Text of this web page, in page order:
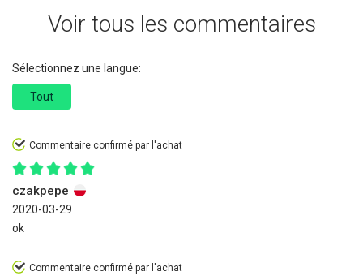
Voir tous les commentaires
Sélectionnez une langue:
Tout
Commentaire confirmé par l'achat
czakpepe
2020-03-29
ok
Commentaire confirmé par l'achat